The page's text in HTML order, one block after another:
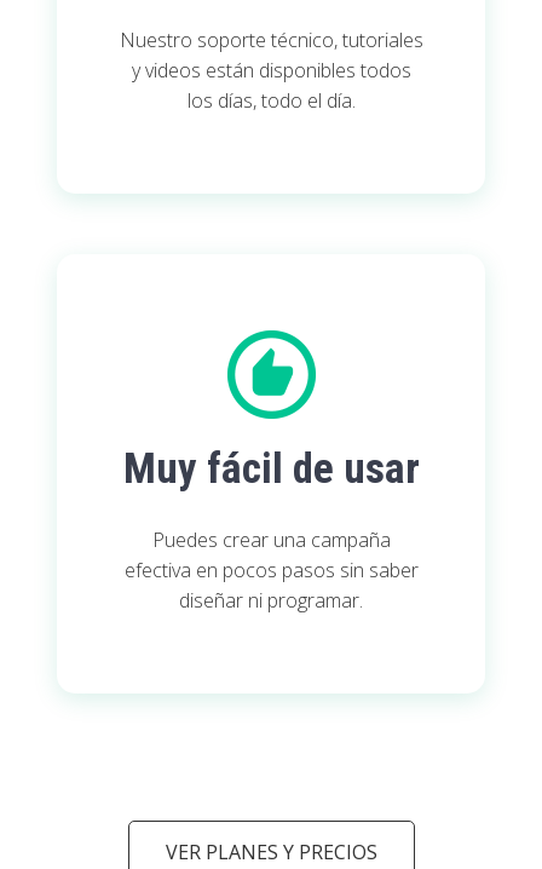
Nuestro soporte técnico, tutoriales
y videos están disponibles todos
los días, todo el día.
Muy fácil de usar
Puedes crear una campaña
efectiva en pocos pasos sin saber
diseñar ni programar.
VER PLANES Y PRECIOS